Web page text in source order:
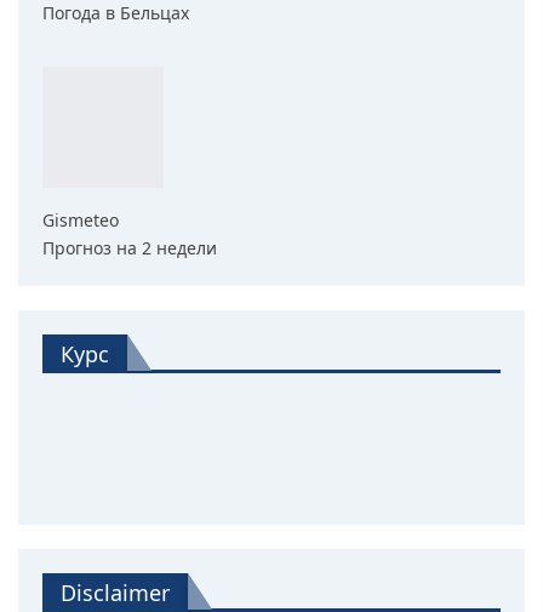
Погода в Бельцах
Gismeteo
Прогноз на 2 недели
Курс
Disclaimer